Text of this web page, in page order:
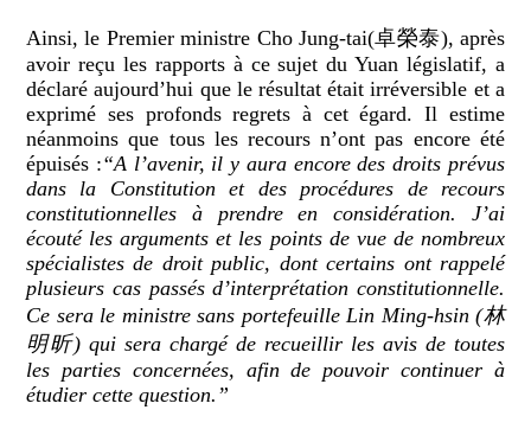
Ainsi, le Premier ministre Cho Jung-tai(卓榮泰), après
avoir reçu les rapports à ce sujet du Yuan législatif, a
déclaré aujourd’hui que le résultat était irréversible et a
exprimé ses profonds regrets à cet égard. Il estime
néanmoins que tous les recours n’ont pas encore été
épuisés :“A l’avenir, il y aura encore des droits prévus
dans la Constitution et des procédures de recours
constitutionnelles à prendre en considération. J’ai
écouté les arguments et les points de vue de nombreux
spécialistes de droit public, dont certains ont rappelé
plusieurs cas passés d’interprétation constitutionnelle.
Ce sera le ministre sans portefeuille Lin Ming-hsin (林
明昕) qui sera chargé de recueillir les avis de toutes
les parties concernées, afin de pouvoir continuer à
étudier cette question.”